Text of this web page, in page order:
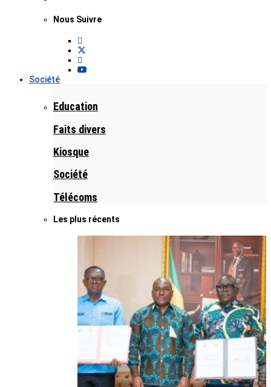
Nous Suivre
Société
Education
Faits divers
Kiosque
Société
Télécoms
Les plus récents